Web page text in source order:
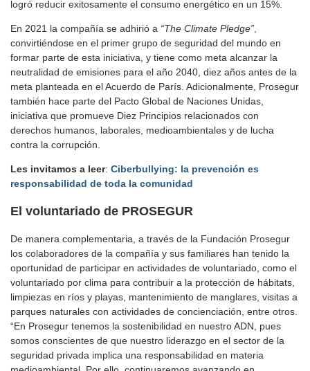
logró reducir exitosamente el consumo energético en un 15%.
En 2021 la compañía se adhirió a “The Climate Pledge”,
convirtiéndose en el primer grupo de seguridad del mundo en
formar parte de esta iniciativa, y tiene como meta alcanzar la
neutralidad de emisiones para el año 2040, diez años antes de la
meta planteada en el Acuerdo de París. Adicionalmente, Prosegur
también hace parte del Pacto Global de Naciones Unidas,
iniciativa que promueve Diez Principios relacionados con
derechos humanos, laborales, medioambientales y de lucha
contra la corrupción.
Les invitamos a leer: Ciberbullying: la prevención es
responsabilidad de toda la comunidad
El voluntariado de PROSEGUR
De manera complementaria, a través de la Fundación Prosegur
los colaboradores de la compañía y sus familiares han tenido la
oportunidad de participar en actividades de voluntariado, como el
voluntariado por clima para contribuir a la protección de hábitats,
limpiezas en ríos y playas, mantenimiento de manglares, visitas a
parques naturales con actividades de concienciación, entre otros.
“En Prosegur tenemos la sostenibilidad en nuestro ADN, pues
somos conscientes de que nuestro liderazgo en el sector de la
seguridad privada implica una responsabilidad en materia